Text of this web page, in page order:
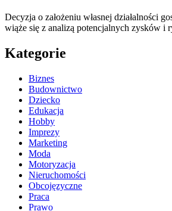
Decyzja o założeniu własnej działalności
wiąże się z analizą potencjalnych zysków i
Kategorie
Biznes
Budownictwo
Dziecko
Edukacja
Hobby
Imprezy
Marketing
Moda
Motoryzacja
Nieruchomości
Obcojęzyczne
Praca
Prawo